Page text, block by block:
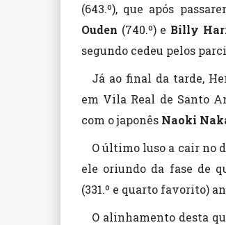
(643.º), que após
Ouden (740.º) e Billy
segundo cedeu pelos
Já ao final da tarde,
em Vila Real de Santo
com o japonês Naoki
O último luso a cair no
ele oriundo da fase de
(331.º e quarto favorito)
O alinhamento desta